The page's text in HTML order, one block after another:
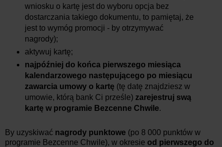
wniosku o kartę jest do wyboru opcja bez
dostarczania takiego dokumentu, to pamiętaj, że
jest to wymóg promocji - by otrzymywać
nagrody);
aktywuj kartę;
najpóźniej do końca pierwszego miesiąca
kalendarzowego następującego po miesiącu
zawarcia umowy o kartę (tę datę znajdziesz w
umowie, którą bank Ci prześle) zarejestruj swą
kartę w programie Bezcenne Chwile.
By uzyskiwać nagrody punktowe (po 8 000 punktów w
programie Bezcenne Chwile), w okresie od pierwszego do